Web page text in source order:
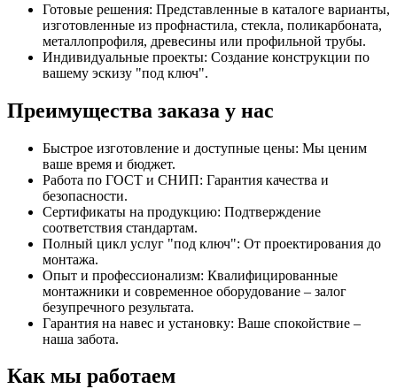
Готовые решения: Представленные в каталоге варианты,
изготовленные из профнастила, стекла, поликарбоната,
металлопрофиля, древесины или профильной трубы.
Индивидуальные проекты: Создание конструкции по
вашему эскизу "под ключ".
Преимущества заказа у нас
Быстрое изготовление и доступные цены: Мы ценим
ваше время и бюджет.
Работа по ГОСТ и СНИП: Гарантия качества и
безопасности.
Сертификаты на продукцию: Подтверждение
соответствия стандартам.
Полный цикл услуг "под ключ": От проектирования до
монтажа.
Опыт и профессионализм: Квалифицированные
монтажники и современное оборудование – залог
безупречного результата.
Гарантия на навес и установку: Ваше спокойствие –
наша забота.
Как мы работаем